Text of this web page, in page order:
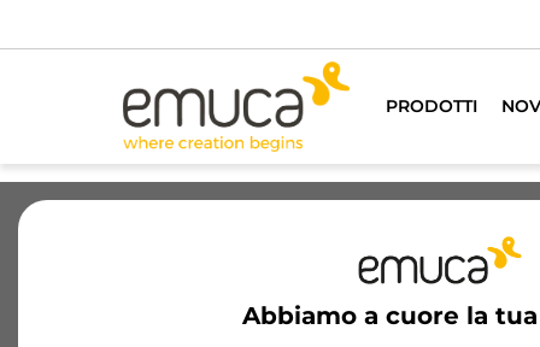
PRODOTTI
Abbiamo a cuore la
Prodotti Cassetti Cassetto